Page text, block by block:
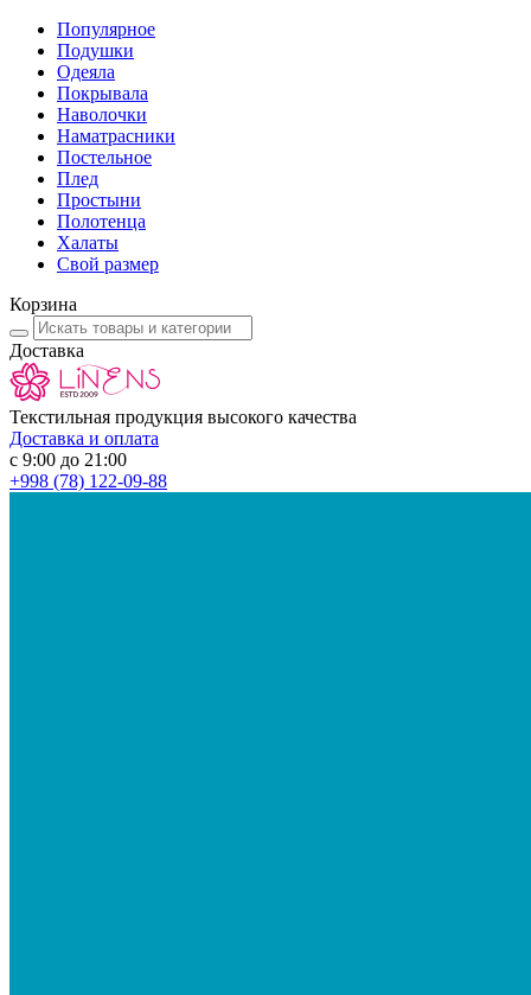
Популярное
Подушки
Одеяла
Покрывала
Наволочки
Наматрасники
Постельное
Плед
Простыни
Полотенца
Халаты
Свой размер
Корзина
Доставка
Текстильная продукция высокого качества
Доставка и оплата
с 9:00 до 21:00
+998 (78) 122-09-88